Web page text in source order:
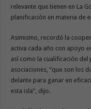
relevante que tienen en La
planificación en materia de
Asimismo, recordó la
activa cada año con apoyo
así como la cualificación
asociaciones, “que son los
delante para ganar en
esta isla”, dijo.